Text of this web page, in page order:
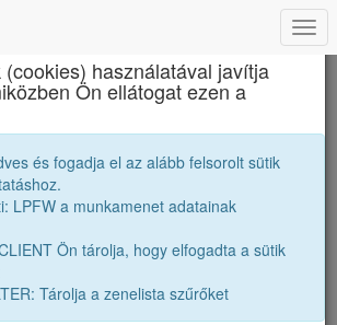
Kollégium
Osztálytársak
véndiákkal
2013 12C
|
használatával javítja
Ön ellátogat ezen a
és fogadja el az alább felsorolt sütik
LPFW a munkamenet adatainak
Ön tárolja, hogy elfogadta a sütik
Tárolja a zenelista szűrőket